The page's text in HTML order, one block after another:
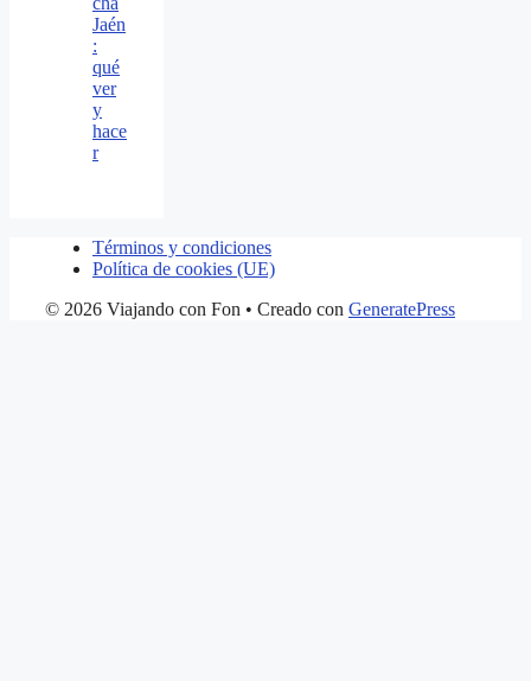
Jaén
:
qué
ver
y
hace
r
Términos y condiciones
Política de cookies (UE)
© 2026 Viajando con Fon • Creado con GeneratePress